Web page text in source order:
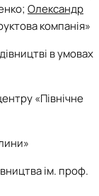
Олександр
компанія»
в умовах
«Північне
ім. проф.